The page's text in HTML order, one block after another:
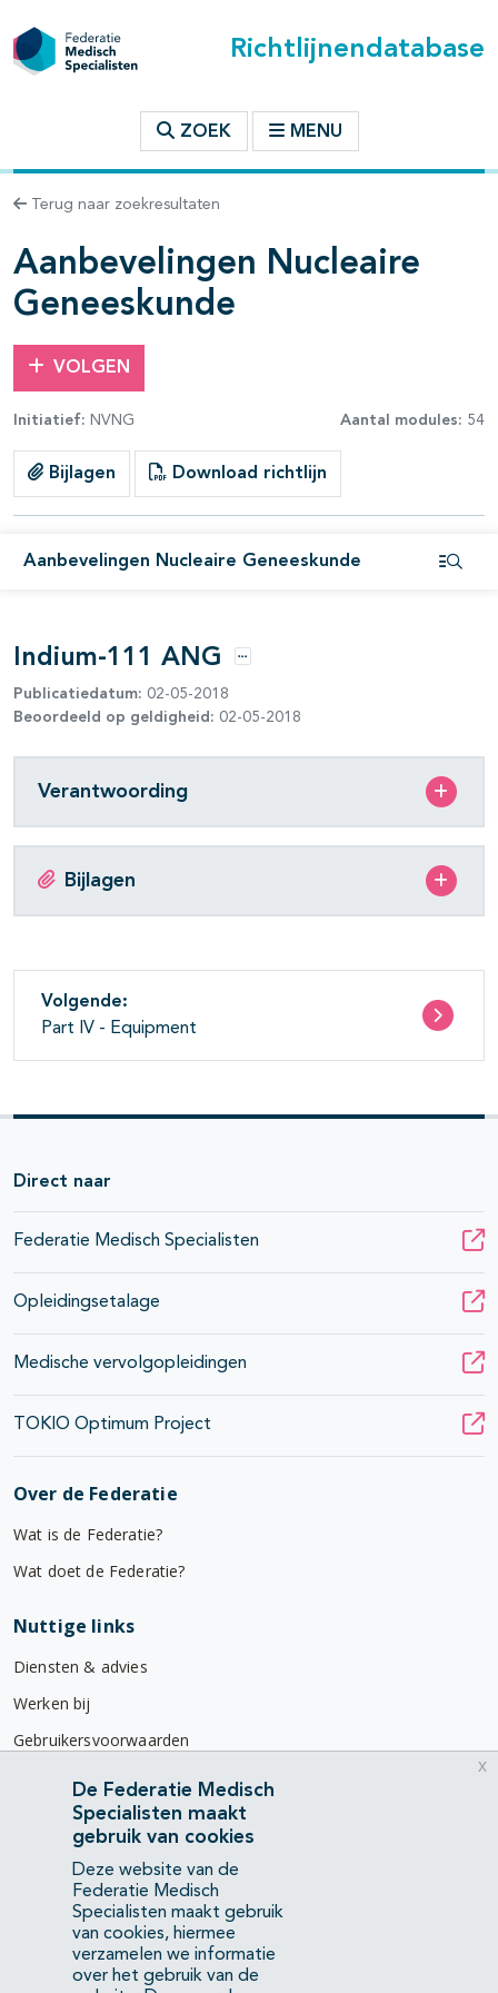
Richtlijnendatabase
ZOEK MENU
Terug naar zoekresultaten
Aanbevelingen Nucleaire
Geneeskunde
VOLGEN
Initiatief: NVNG Aantal modules: 54
Bijlagen Download richtlijn
Aanbevelingen Nucleaire Geneeskunde
binnen deze richtlijn
open- en dichtklappen
open- en dichtklappen
Indium-111 ANG Opties
Publicatiedatum: 02-05-2018
Beoordeeld op geldigheid: 02-05-2018
Verantwoording
Bijlagen
Volgende:
Part IV - Equipment
Direct naar
Federatie Medisch Specialisten
Opleidingsetalage
Medische vervolgopleidingen
TOKIO Optimum Project
Over de Federatie
Wat is de Federatie?
Wat doet de Federatie?
Nuttige links
Diensten & advies
Werken bij
Gebruikersvoorwaarden
Privacyverklaring
Contact
Mercatorlaan 1200
3528 BL Utrecht
(088) 505 34 34
info@richtlijnendatabase.nl
De Federatie Medisch
Specialisten maakt
gebruik van cookies
Deze website van de
Federatie Medisch
Specialisten maakt gebruik
van cookies, hiermee
verzamelen we informatie
over het gebruik van de
x